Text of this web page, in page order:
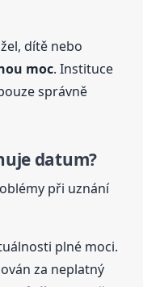
dítě nebo
moc. Instituce
správně
datum?
při uznání
plné moci.
za neplatný